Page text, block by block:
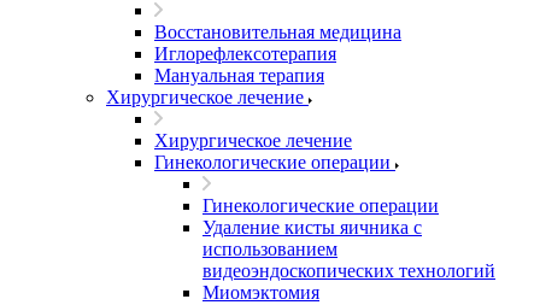
Восстановительная медицина
Иглорефлексотерапия
Мануальная терапия
Хирургическое лечение
Хирургическое лечение
Гинекологические операции
Гинекологические операции
Удаление кисты яичника с
использованием
видеоэндоскопических технологий
Миомэктомия